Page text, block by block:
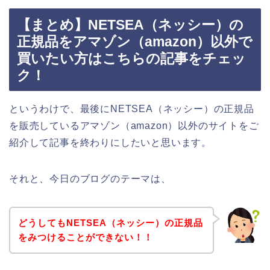
【まとめ】NETSEA（ネッシー）の
正規品をアマゾン（amazon）以外で
買いたい方はこちらの記事をチェッ
ク！
というわけで、最後にNETSEA（ネッシー）の正規品
を販売しているアマゾン（amazon）以外のサイトをご
紹介して記事を終わりにしたいと思います。
それと、今日のブログのテーマは、
どうしてもNETSEA（ネッシー）の正規品
をみつけることができない！！